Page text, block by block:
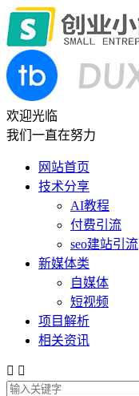
欢迎光临
我们一直在努力
网站首页
技术分享
AI教程
付费引流
seo建站引流
新媒体类
自媒体
短视频
项目解析
相关资讯
 